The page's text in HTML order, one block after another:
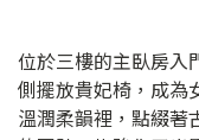
位於三樓的主臥房入
側擺放貴妃椅，成為
溫潤柔韻裡，點綴著